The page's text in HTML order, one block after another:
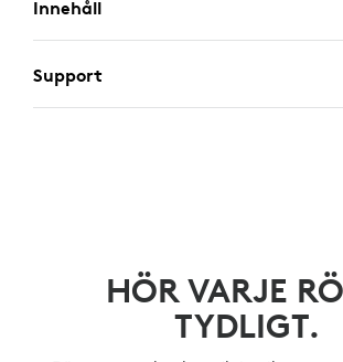
Innehåll
Support
HÖR VARJE
TYDLIGT.